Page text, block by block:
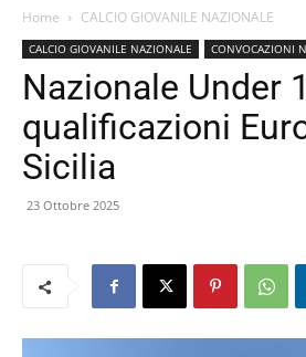
Home CALCIO GIOVANILE NAZIONALE
CALCIO GIOVANILE NAZIONALE CONVOCAZIONI
Nazionale Under
qualificazioni
Sicilia
23 Ottobre 2025